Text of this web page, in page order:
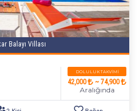
Beğen
Balayı Villası
DOLULUK TAKVIMI
42,000 ~ 74,900
Aralığında